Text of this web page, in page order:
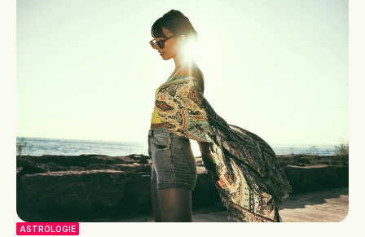
ASTROLOGIE